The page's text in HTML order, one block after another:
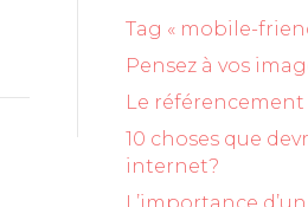
Tag « mobile-
Pensez à vos
Le référencement
10 choses que
internet?